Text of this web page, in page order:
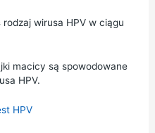
wirusa HPV w ciągu
macicy są spowodowane
HPV.
HPV